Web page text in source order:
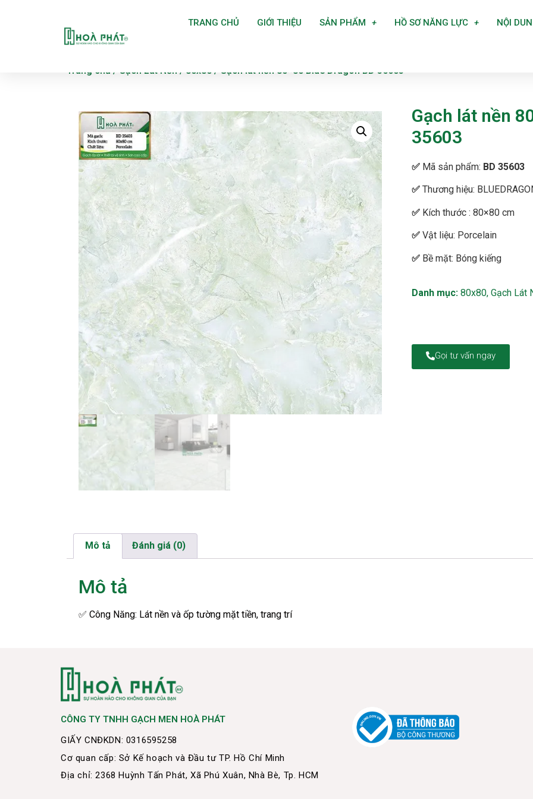
TRANG CHỦ GIỚI THIỆU SẢN PHẨM HỒ SƠ NĂNG LỰC NỘI
Trang chủ / Gạch Lát Nền / 80x80 / Gạch lát nền 80×80 Blue Dragon BD 35603
Gạch lát nền
35603
✅ Mã sản phẩm: BD 35603
✅ Thương hiệu:
✅ Kích thước : 80×80 cm
✅ Vật liệu: Porcelain
✅ Bề mặt: Bóng kiếng
Danh mục: 80x80, Gạch Lát
Gọi tư vấn ngay
Mô tả Đánh giá (0)
Mô tả
✅ Công Năng: Lát nền và ốp tường mặt tiền, trang trí
CÔNG TY TNHH GẠCH MEN HOÀ PHÁT
GIẤY CNĐKDN: 0316595258
Cơ quan cấp: Sở Kế hoạch và Đầu tư TP. Hồ Chí Minh
Địa chỉ: 2368 Huỳnh Tấn Phát, Xã Phú Xuân, Nhà Bè, Tp. HCM